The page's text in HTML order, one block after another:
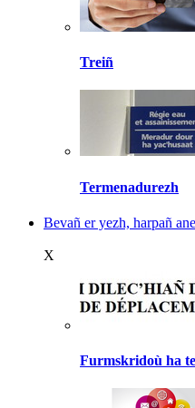
Treiñ
Termenadurezh
Bevañ er yezh, harpañ
X
Furmskridoù ha